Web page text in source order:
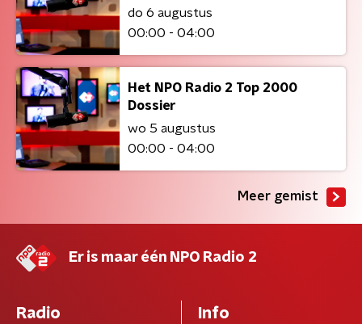
do 6 augustus
00:00 - 04:00
Het NPO Radio 2 Top 2000
Dossier
wo 5 augustus
00:00 - 04:00
Meer gemist
Er is maar één NPO Radio 2
Radio Info